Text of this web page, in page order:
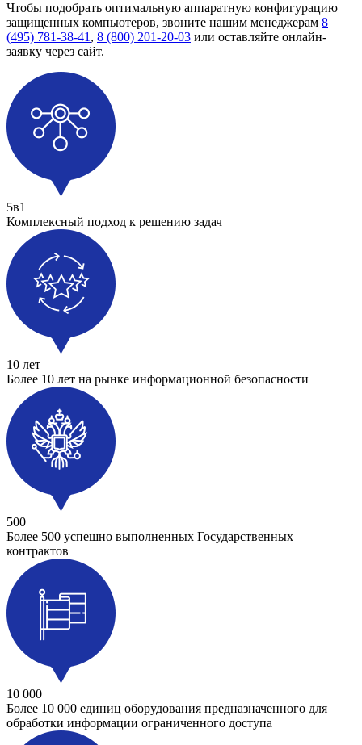
Чтобы подобрать оптимальную аппаратную конфигурацию
защищенных компьютеров, звоните нашим менеджерам 8
(495) 781-38-41 , 8 (800) 201-20-03 или оставляйте онлайн-
заявку через сайт.
5в1
Комплексный подход к решению задач
10 лет
Более 10 лет на рынке информационной безопасности
500
Более 500 успешно выполненных Государственных
контрактов
10 000
Более 10 000 единиц оборудования предназначенного для
обработки информации ограниченного доступа